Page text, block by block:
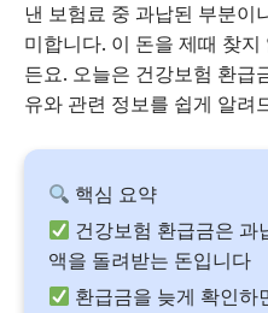
낸 보험료 중 과납된 부분이
미합니다. 이 돈을 제때 찾
든요. 오늘은 건강보험 환급
유와 관련 정보를 쉽게 알려
핵심 요약
건강보험 환급금은 과
액을 돌려받는 돈입니다
환급금을 늦게 확인하